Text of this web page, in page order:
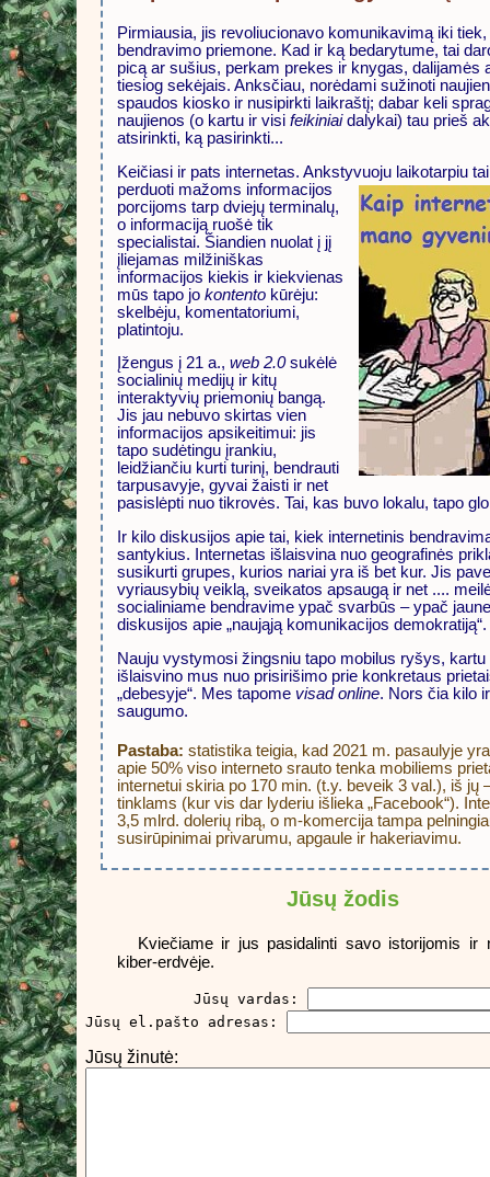
Pirmiausia, jis revoliucionavo komunikavimą iki
bendravimo priemone. Kad ir ką bedarytume, tai
picą ar sušius, perkam prekes ir knygas, dalijamės
tiesiog sekėjais. Anksčiau, norėdami sužinoti
spaudos kiosko ir nusipirkti laikraštį; dabar keli
naujienos (o kartu ir visifeikiniaidalykai) tau prieš
atsirinkti, ką pasirinkti...
Keičiasi ir pats internetas. Ankstyvuoju laikotarpiu
perduoti mažoms informacijos
porcijoms tarp dviejų terminalų,
o informaciją ruošė tik
specialistai. Šiandien nuolat į jį
įliejamas milžiniškas
informacijos kiekis ir kiekvienas
mūs tapo jokontento kūrėju:
skelbėju, komentatoriumi,
platintoju.
Įžengus į 21 a.,web 2.0sukėlė
socialinių medijų ir kitų
interaktyvių priemonių bangą.
Jis jau nebuvo skirtas vien
informacijos apsikeitimui: jis
tapo sudėtingu įrankiu,
leidžiančiu kurti turinį, bendrauti
tarpusavyje, gyvai žaisti ir net
pasislėpti nuo tikrovės. Tai, kas buvo lokalu, tapo
Ir kilo diskusijos apie tai, kiek internetinis
santykius. Internetas išlaisvina nuo geografinės
susikurti grupes, kurios nariai yra iš bet kur. Jis
vyriausybių veiklą, sveikatos apsaugą ir net ....
socialiniame bendravime ypač svarbūs – ypač
diskusijos apie „naująją komunikacijos demokratiją“.
Nauju vystymosi žingsniu tapo mobilus ryšys, kartu
išlaisvino mus nuo prisirišimo prie konkretaus
„debesyje“. Mes tapome visad online. Nors čia kilo
saugumo.
Pastaba: statistika teigia, kad 2021 m. pasaulyje
apie 50% viso interneto srauto tenka mobiliems
internetui skiria po 170 min. (t.y. beveik 3 val.), iš jų
tinklams (kur vis dar lyderiu išlieka „Facebook“).
3,5 mlrd. dolerių ribą, o m-komercija tampa
susirūpinimai privarumu, apgaule ir hakeriavimu.
Jūsų žodis
Kviečiame ir jus pasidalinti savo istorijomis ir
kiber-erdvėje.
          Jūsų vardas:
Jūsų el.pašto adresas:
Jūsų žinutė: